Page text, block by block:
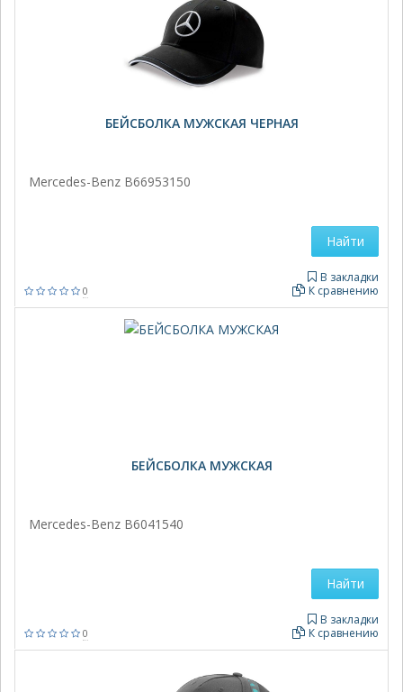
БЕЙСБОЛКА МУЖСКАЯ ЧЕРНАЯ
Mercedes-Benz B66953150
0
В закладки
К сравнению
Найти
БЕЙСБОЛКА МУЖСКАЯ
Mercedes-Benz B6041540
0
В закладки
К сравнению
Найти